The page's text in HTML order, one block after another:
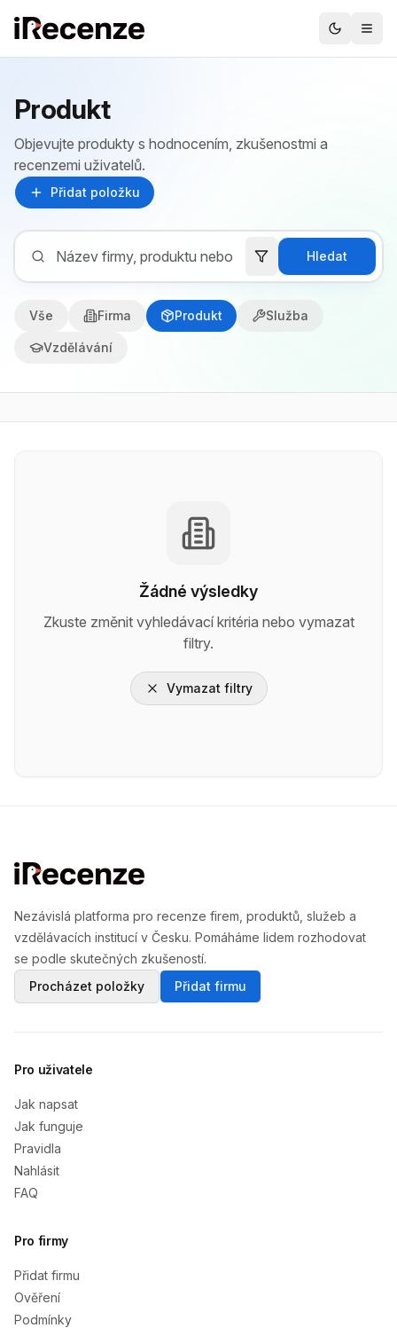
Produkt
Objevujte produkty s hodnocením, zkušenostmi a
recenzemi uživatelů.
Přidat položku
Hledat
Vše Firma Produkt Služba
Vzdělávání
Žádné výsledky
Zkuste změnit vyhledávací kritéria nebo vymazat
filtry.
Vymazat filtry
Nezávislá platforma pro recenze firem, produktů, služeb a
vzdělávacích institucí v Česku. Pomáháme lidem rozhodovat
se podle skutečných zkušeností.
Procházet položky
Přidat firmu
Pro uživatele
Jak napsat
Jak funguje
Pravidla
Nahlásit
FAQ
Pro firmy
Přidat firmu
Ověření
Podmínky